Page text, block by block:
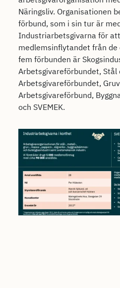
Näringsliv. Organisationen
förbund, som i sin tur är
Industriarbetsgivarna för
medlemsinflytandet från de
fem förbunden är
Arbetsgivareförbundet, Stål
Arbetsgivareförbundet,
Arbetsgivareförbund,
och SVEMEK.